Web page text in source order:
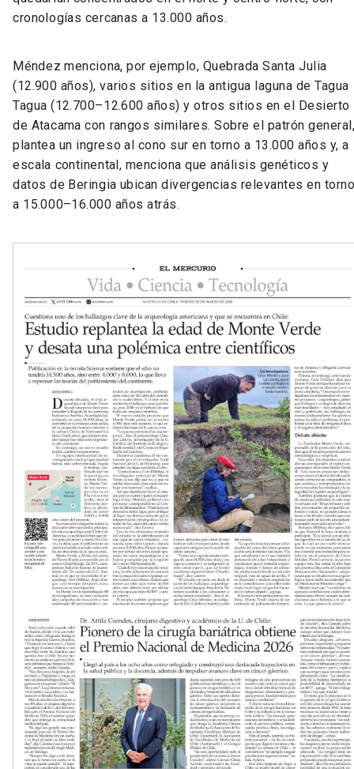
cronologías cercanas a 13.000 años.
Méndez menciona, por ejemplo, Quebrada Santa Julia
(12.900 años), varios sitios en la antigua laguna de Tagua
Tagua (12.700–12.600 años) y otros sitios en el Desierto
de Atacama con rangos similares. Sobre el patrón
plantea un ingreso al cono sur en torno a 13.000 años y, a
escala continental, menciona que análisis genéticos y
datos de Beringia ubican divergencias relevantes en
a 15.000–16.000 años atrás.